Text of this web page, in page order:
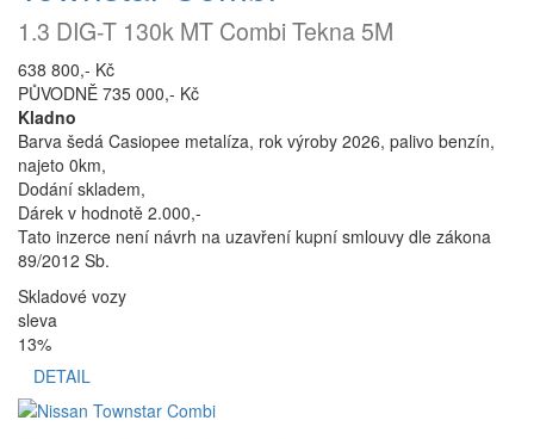
1.3 DIG-T 130k MT Combi Tekna 5M
638 800,- Kč
PŮVODNĚ 735 000,- Kč
Kladno
Barva šedá Casiopee metalíza, rok výroby 2026, palivo benzín,
najeto 0km,
Dodání skladem,
Dárek v hodnotě 2.000,-
Tato inzerce není návrh na uzavření kupní smlouvy dle zákona
89/2012 Sb.
Skladové vozy
sleva
13%
DETAIL